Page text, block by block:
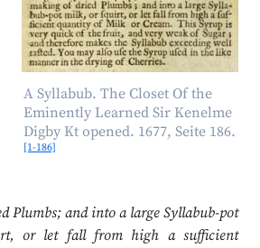
A Syllabub. The Closet Of the
Eminently Learned Sir Kenelme
Digby Kt opened. 1677, Seite 186.
[1-186]
Plumbs; and into a large Syllabub-pot
or let fall from high a sufficient